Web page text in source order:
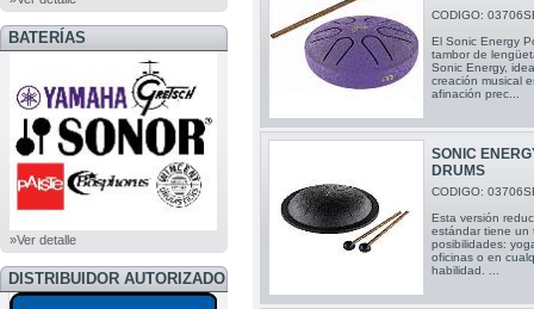
BATERÍAS
»Ver detalle
DISTRIBUIDOR AUTORIZADO
BOSS
CODIGO:
El Sonic Energy
tambor de
Sonic Energy,
creación musical
afinación prec...
SONIC
DRUMS
CODIGO:
Esta versión
estándar tiene un
posibilidades:
oficinas o en
habilidad. ...